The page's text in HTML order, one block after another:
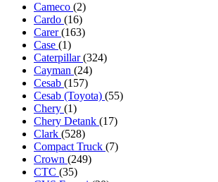
Cameco (2)
Cardo (16)
Carer(163)
Case (1)
Caterpillar(324)
Cayman (24)
Cesab (157)
Cesab (Toyota) (55)
Chery (1)
Chery Detank (17)
Clark (528)
Compact Truck (7)
Crown (249)
CTC (35)